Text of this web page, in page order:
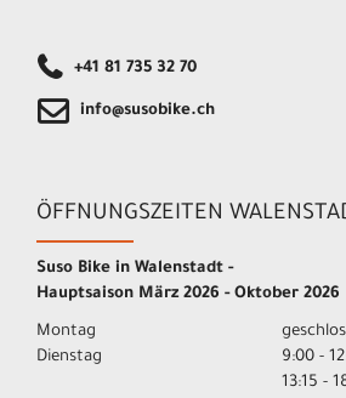
+41 81 735 32 70
info@susobike.ch
ÖFFNUNGSZEITEN
Suso Bike in Walenstadt -
Hauptsaison März 2026 - Oktober 2026
Montag
Dienstag
9:00 -
13:15 -